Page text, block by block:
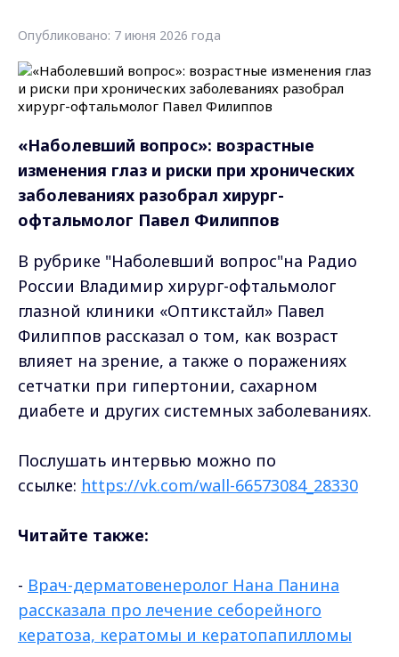
Опубликовано: 7 июня 2026 года
«Наболевший вопрос»: возрастные
изменения глаз и риски при хронических
заболеваниях разобрал хирург-
офтальмолог Павел Филиппов
В рубрике "Наболевший вопрос"на Радио
России Владимир хирург-офтальмолог
глазной клиники «Оптикстайл» Павел
Филиппов рассказал о том, как возраст
влияет на зрение, а также о поражениях
сетчатки при гипертонии, сахарном
диабете и других системных заболеваниях.
Послушать интервью можно по
ссылке: https://vk.com/wall-66573084_28330
Читайте также:
- Врач-дерматовенеролог Нана Панина
рассказала про лечение себорейного
кератоза, кератомы и кератопапилломы